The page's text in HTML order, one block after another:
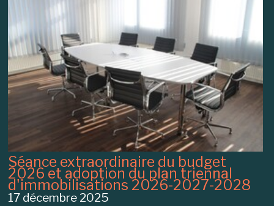
Séance extraordinaire du budget
2026 et adoption du plan triennal
d'immobilisations 2026-2027-2028
17 décembre 2025